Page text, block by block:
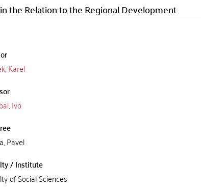
the Relation to the Regional Development
Karel
Ivo
Pavel
/ Institute
of Social Sciences